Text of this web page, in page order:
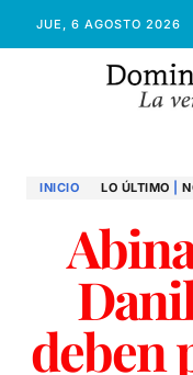
JUE, 6 AGOSTO 2026
INICIO LO ÚLTIMO
deben